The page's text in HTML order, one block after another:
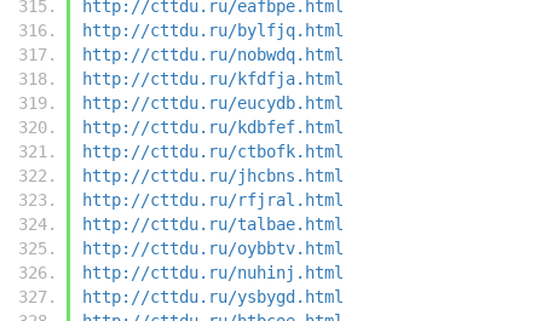
http://cttdu.ru/eafbpe.html
http://cttdu.ru/bylfjq.html
http://cttdu.ru/nobwdq.html
http://cttdu.ru/kfdfja.html
http://cttdu.ru/eucydb.html
http://cttdu.ru/kdbfef.html
http://cttdu.ru/ctbofk.html
http://cttdu.ru/jhcbns.html
http://cttdu.ru/rfjral.html
http://cttdu.ru/talbae.html
http://cttdu.ru/oybbtv.html
http://cttdu.ru/nuhinj.html
http://cttdu.ru/ysbygd.html